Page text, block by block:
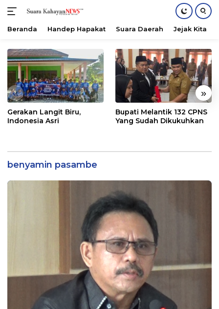
konten
Beranda Handep Hapakat Suara Daerah Jejak Kita
« »
Gerakan Langit Biru,
Indonesia Asri
Bupati Melantik 132 CPNS
Yang Sudah Dikukuhkan
benyamin pasambe